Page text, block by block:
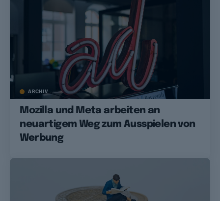
ARCHIV
Mozilla und Meta arbeiten an
neuartigem Weg zum Ausspielen von
Werbung